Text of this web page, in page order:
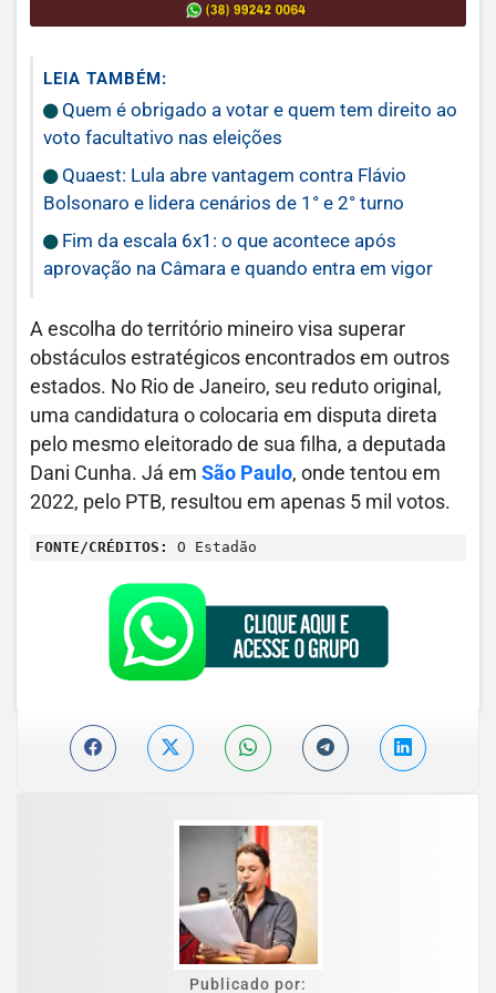
LEIA TAMBÉM:
Quem é obrigado a votar e quem tem direito ao
voto facultativo nas eleições
Quaest: Lula abre vantagem contra Flávio
Bolsonaro e lidera cenários de 1° e 2° turno
Fim da escala 6x1: o que acontece após
aprovação na Câmara e quando entra em vigor
A escolha do território mineiro visa superar
obstáculos estratégicos encontrados em outros
estados. No Rio de Janeiro, seu reduto original,
uma candidatura o colocaria em disputa direta
pelo mesmo eleitorado de sua filha, a deputada
Dani Cunha. Já em São Paulo, onde tentou em
2022, pelo PTB, resultou em apenas 5 mil votos.
FONTE/CRÉDITOS: O Estadão
Publicado por: